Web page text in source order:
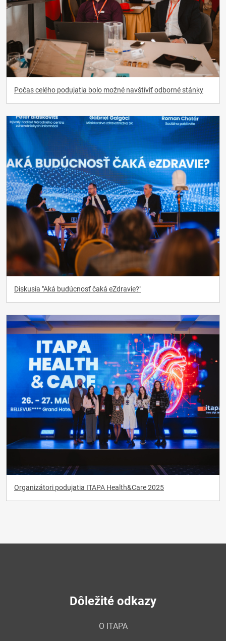
Počas celého podujatia bolo možné navštíviť odborné stánky
Diskusia "Aká budúcnosť čaká eZdravie?"
Organizátori podujatia ITAPA Health&Care 2025
Dôležité odkazy
O ITAPA